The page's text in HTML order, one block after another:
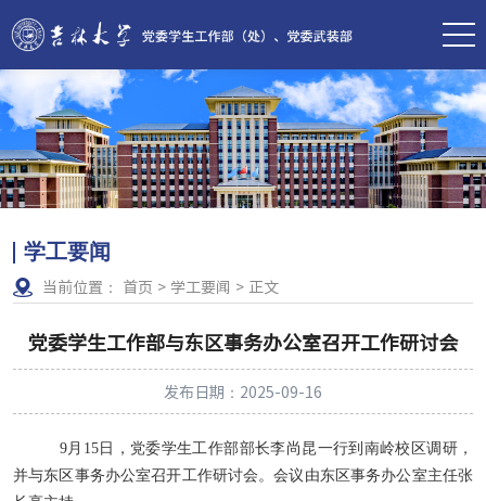
学工要闻
当前位置： 首页 > 学工要闻 > 正文
党委学生工作部与东区事务办公室召开工作研讨会
发布日期：2025-09-16
9月 15日，党委学生工作部部长李尚昆一行到南岭校区调研，
并与东区事务办公室召开工作研讨会。会议由东区事务办公室主任张